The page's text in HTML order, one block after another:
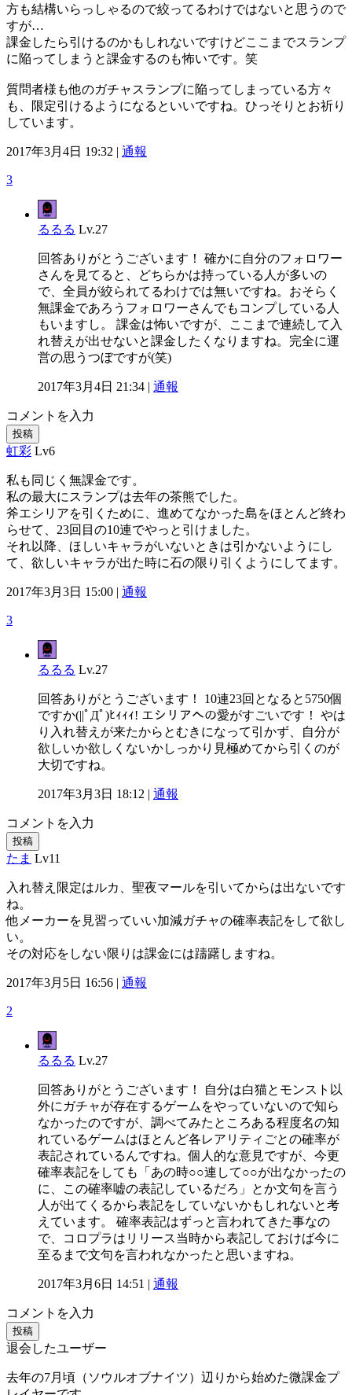
方も結構いらっしゃるので絞ってるわけではないと思うので
すが…
課金したら引けるのかもしれないですけどここまでスランプ
に陥ってしまうと課金するのも怖いです。笑
質問者様も他のガチャスランプに陥ってしまっている方々
も、限定引けるようになるといいですね。ひっそりとお祈り
しています。
2017年3月4日 19:32 | 通報
3
るるる Lv.27
回答ありがとうございます！ 確かに自分のフォロワー
さんを見てると、どちらかは持っている人が多いの
で、全員が絞られてるわけでは無いですね。おそらく
無課金であろうフォロワーさんでもコンプしている人
もいますし。 課金は怖いですが、ここまで連続して入
れ替えが出せないと課金したくなりますね。完全に運
営の思うつぼですが(笑)
2017年3月4日 21:34 | 通報
コメントを入力
投稿
虹彩 Lv6
私も同じく無課金です。
私の最大にスランプは去年の茶熊でした。
斧エシリアを引くために、進めてなかった島をほとんど終わ
らせて、23回目の10連でやっと引けました。
それ以降、ほしいキャラがいないときは引かないようにし
て、欲しいキャラが出た時に石の限り引くようにしてます。
2017年3月3日 15:00 | 通報
3
るるる Lv.27
回答ありがとうございます！ 10連23回となると5750個
ですか(||ﾟДﾟ)ﾋｨｨｨ! エシリアへの愛がすごいです！ やは
り入れ替えが来たからとむきになって引かず、自分が
欲しいか欲しくないかしっかり見極めてから引くのが
大切ですね。
2017年3月3日 18:12 | 通報
コメントを入力
投稿
たま Lv11
入れ替え限定はルカ、聖夜マールを引いてからは出ないです
ね。
他メーカーを見習っていい加減ガチャの確率表記をして欲し
い。
その対応をしない限りは課金には躊躇しますね。
2017年3月5日 16:56 | 通報
2
るるる Lv.27
回答ありがとうございます！ 自分は白猫とモンスト以
外にガチャが存在するゲームをやっていないので知ら
なかったのですが、調べてみたところある程度名の知
れているゲームはほとんど各レアリティごとの確率が
表記されているんですね。個人的な意見ですが、今更
確率表記をしても「あの時○○連して○○が出なかったの
に、この確率嘘の表記しているだろ」とか文句を言う
人が出てくるから表記をしていないかもしれないと考
えています。 確率表記はずっと言われてきた事なの
で、コロプラはリリース当時から表記しておけば今に
至るまで文句を言われなかったと思いますね。
2017年3月6日 14:51 | 通報
コメントを入力
投稿
退会したユーザー
去年の7月頃（ソウルオブナイツ）辺りから始めた微課金プ